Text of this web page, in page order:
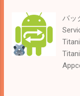
追記
トー
され
する
ッ
// //
//
/api/
バッ